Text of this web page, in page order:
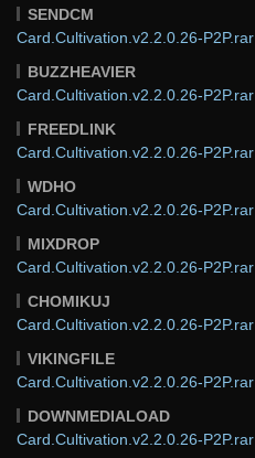
SENDCM
Card.Cultivation.v2.2.0.26-P2P.rar
BUZZHEAVIER
Card.Cultivation.v2.2.0.26-P2P.rar
FREEDLINK
Card.Cultivation.v2.2.0.26-P2P.rar
WDHO
Card.Cultivation.v2.2.0.26-P2P.rar
MIXDROP
Card.Cultivation.v2.2.0.26-P2P.rar
CHOMIKUJ
Card.Cultivation.v2.2.0.26-P2P.rar
VIKINGFILE
Card.Cultivation.v2.2.0.26-P2P.rar
DOWNMEDIALOAD
Card.Cultivation.v2.2.0.26-P2P.rar